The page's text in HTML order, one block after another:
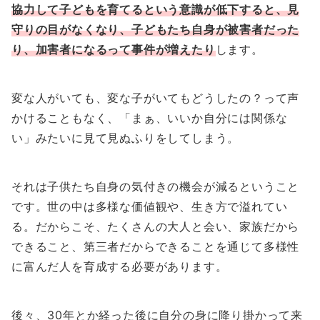
協力して子どもを育てるという意識が低下すると、見
守りの目がなくなり、子どもたち自身が被害者だった
り、加害者になるって事件が増えたりします。
変な人がいても、変な子がいてもどうしたの？って声
かけることもなく、「まぁ、いいか自分には関係な
い」みたいに見て見ぬふりをしてしまう。
それは子供たち自身の気付きの機会が減るということ
です。世の中は多様な価値観や、生き方で溢れてい
る。だからこそ、たくさんの大人と会い、家族だから
できること、第三者だからできることを通じて多様性
に富んだ人を育成する必要があります。
後々、30年とか経った後に自分の身に降り掛かって来